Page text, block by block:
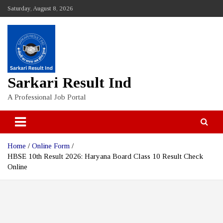
content
Saturday, August 8, 2026
Sarkari Result Ind
A Professional Job Portal
Home
Online Form
HBSE 10th Result 2026: Haryana Board Class 10 Result Check
Online